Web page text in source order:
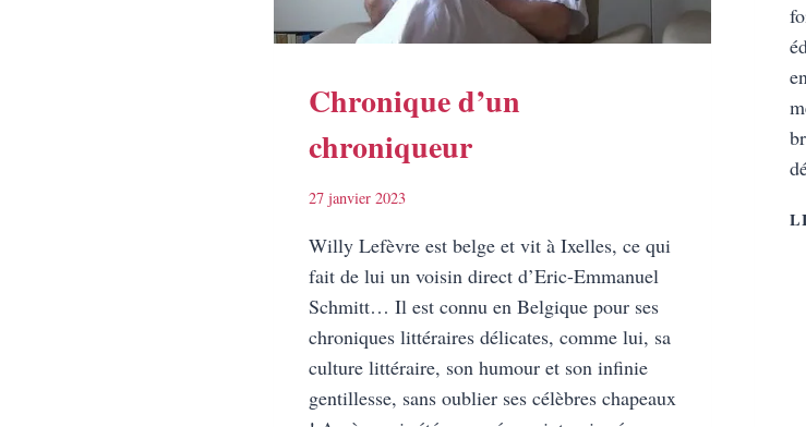
Chronique d’un
chroniqueur
27 janvier 2023
Willy Lefèvre est belge et vit à Ixelles, ce qui
fait de lui un voisin direct d’Eric-Emmanuel
Schmitt… Il est connu en Belgique pour ses
chroniques littéraires délicates, comme lui, sa
culture littéraire, son humour et son infinie
gentillesse, sans oublier ses célèbres chapeaux